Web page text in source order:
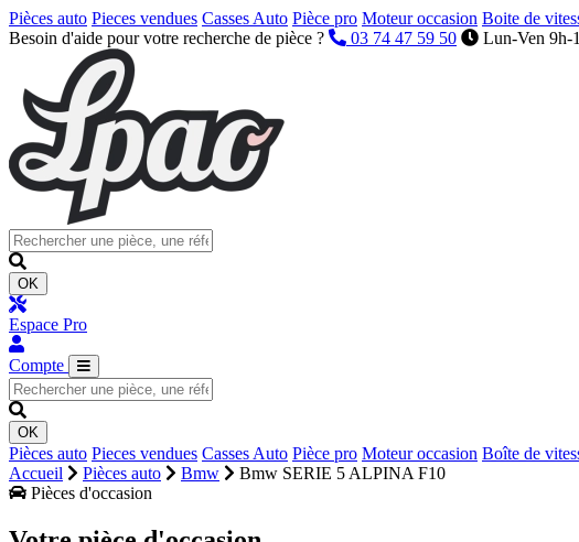
Pièces auto Pieces vendues Casses Auto Pièce pro Moteur occasion Boite de
Besoin d'aide pour votre recherche de pièce ?
03 74 47 59 50 Lun-Ven 9h-
OK
Espace Pro
Compte
OK
Pièces auto Pieces vendues Casses Auto Pièce pro Moteur occasion Boîte de
Accueil
Pièces auto Bmw
Bmw SERIE 5 ALPINA F10
Pièces d'occasion